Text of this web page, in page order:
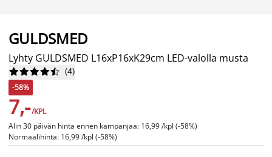
GULDSMED
Lyhty GULDSMED L16xP16xK29cm LED-valolla musta





 (4)
-58%
7,-/KPL
Alin 30 päivän hinta ennen kampanjaa: 16,99 /kpl (-58%)
Normaalihinta: 16,99 /kpl (-58%)